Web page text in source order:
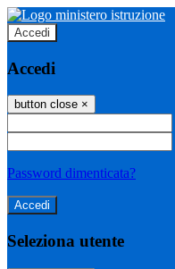
Accedi
Accedi
button close ×
Password dimenticata?
Seleziona utente